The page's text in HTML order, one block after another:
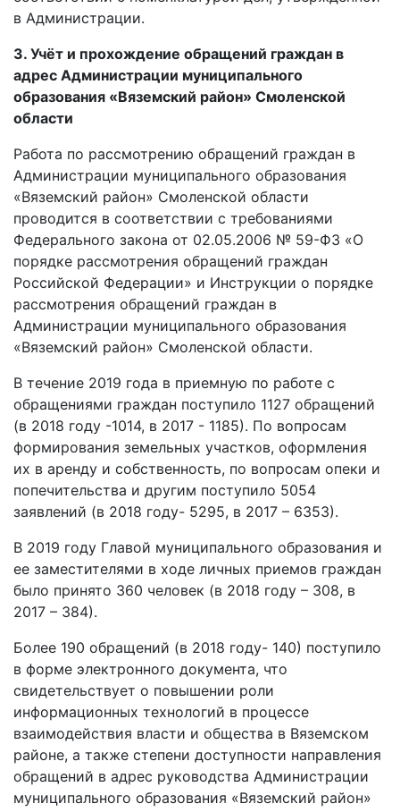
в Администрации.
3. Учёт и прохождение обращений граждан в
адрес Администрации муниципального
образования «Вяземский район» Смоленской
области
Работа по рассмотрению обращений граждан в
Администрации муниципального образования
«Вяземский район» Смоленской области
проводится в соответствии с требованиями
Федерального закона от 02.05.2006 № 59-ФЗ «О
порядке рассмотрения обращений граждан
Российской Федерации» и Инструкции о порядке
рассмотрения обращений граждан в
Администрации муниципального образования
«Вяземский район» Смоленской области.
В течение 2019 года в приемную по работе с
обращениями граждан поступило 1127 обращений
(в 2018 году -1014, в 2017 - 1185). По вопросам
формирования земельных участков, оформления
их в аренду и собственность, по вопросам опеки и
попечительства и другим поступило 5054
заявлений (в 2018 году- 5295, в 2017 – 6353).
В 2019 году Главой муниципального образования и
ее заместителями в ходе личных приемов граждан
было принято 360 человек (в 2018 году – 308, в
2017 – 384).
Более 190 обращений (в 2018 году- 140) поступило
в форме электронного документа, что
свидетельствует о повышении роли
информационных технологий в процессе
взаимодействия власти и общества в Вяземском
районе, а также степени доступности направления
обращений в адрес руководства Администрации
муниципального образования «Вяземский район»